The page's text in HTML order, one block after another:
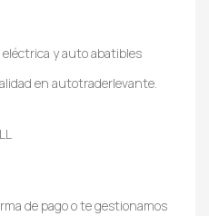
y auto abatibles
en autotraderlevante.
de pago o te gestionamos